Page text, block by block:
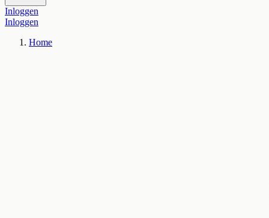
Inloggen
Inloggen
Home